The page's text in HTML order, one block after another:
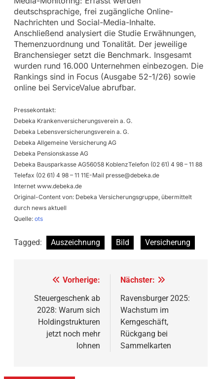
deutschsprachige, frei zugängliche Online-
Nachrichten und Social-Media-Inhalte.
Anschließend analysiert die Studie Erwähnungen,
Themenzuordnung und Tonalität. Der jeweilige
Branchensieger setzt die Benchmark. Insgesamt
wurden rund 16.000 Unternehmen einbezogen. Die
Rankings sind in Focus (Ausgabe 52-1/26) sowie
online bei ServiceValue abrufbar.
Pressekontakt:
Debeka Krankenversicherungsverein a. G.
Debeka Lebensversicherungsverein a. G.
Debeka Allgemeine Versicherung AG
Debeka Pensionskasse AG
Debeka Bausparkasse AG56058 KoblenzTelefon (02 61) 4 98 – 11 88
Telefax (02 61) 4 98 – 11 11E-Mail presse@debeka.de
Internet www.debeka.de
Original-Content von: Debeka Versicherungsgruppe, übermittelt
durch news aktuell
Quelle: ots
Tagged: Auszeichnung Bild Versicherung
Beitragsnavigation
Vorherige:
Steuergeschenk ab
2028: Warum sich
Holdingstrukturen
jetzt noch mehr
lohnen
Nächster:
Ravensburger 2025:
Wachstum im
Kerngeschäft,
Rückgang bei
Sammelkarten